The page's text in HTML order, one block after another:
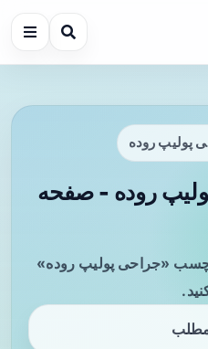
پولیپ روده
روده - صفحه
«جراحی پولیپ روده»